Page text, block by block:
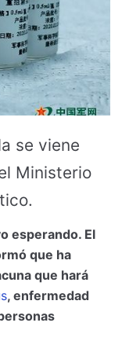
se viene
Ministerio
esperando. El
que ha
que hará
, enfermedad